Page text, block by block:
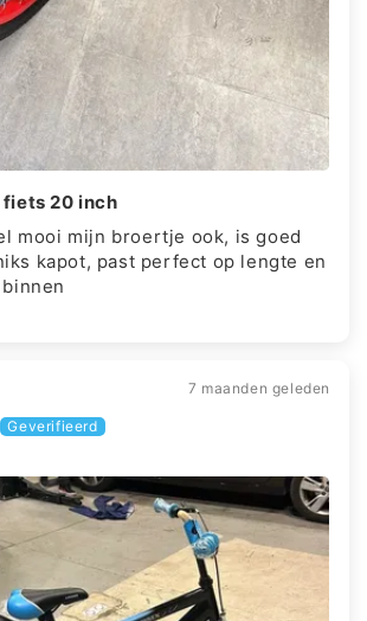
20 inch
mooi mijn broertje ook, is goed
kapot, past perfect op lengte en
7 maanden geleden